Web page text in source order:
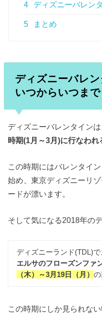
4 ディズニーバレン
5 まとめ
ディズニーバレ
いつからいつまで
ディズニーバレンタイン
時期(1月～3月)に行なわれ
この時期にはバレンタイ
始め、東京ディズニーリ
ードが漂います。
そして気になる2018年の
ディズニーランド(TDL)
エルサのフローズンファ
（木）～3月19日（月）
この時期にしか見られな